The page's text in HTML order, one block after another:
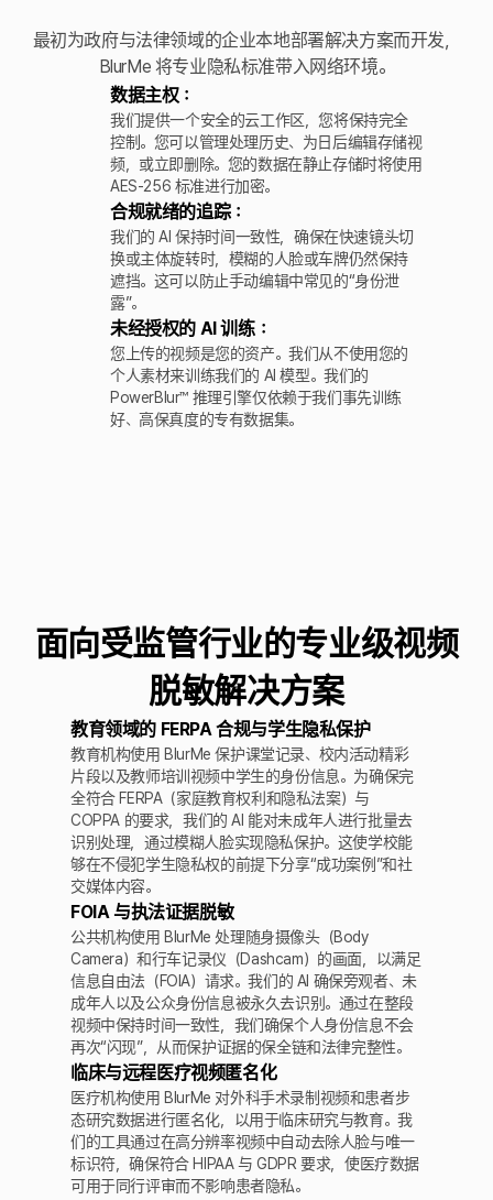
最初为政府与法律领域的企业本地部署解决方案而开发，
BlurMe 将专业隐私标准带入网络环境。
数据主权：
我们提供一个安全的云工作区，您将保持完全
控制。您可以管理处理历史、为日后编辑存储视
频，或立即删除。您的数据在静止存储时将使用
AES-256 标准进行加密。
合规就绪的追踪：
我们的 AI 保持时间一致性，确保在快速镜头切
换或主体旋转时，模糊的人脸或车牌仍然保持
遮挡。这可以防止手动编辑中常见的“身份泄
露”。
未经授权的 AI 训练：
您上传的视频是您的资产。我们从不使用您的
个人素材来训练我们的 AI 模型。我们的
PowerBlur™ 推理引擎仅依赖于我们事先训练
好、高保真度的专有数据集。
面向受监管行业的专业级视频
脱敏解决方案
教育领域的 FERPA 合规与学生隐私保护
教育机构使用 BlurMe 保护课堂记录、校内活动精彩
片段以及教师培训视频中学生的身份信息。为确保完
全符合 FERPA（家庭教育权利和隐私法案）与
COPPA 的要求，我们的 AI 能对未成年人进行批量去
识别处理，通过模糊人脸实现隐私保护。这使学校能
够在不侵犯学生隐私权的前提下分享“成功案例”和社
交媒体内容。
FOIA 与执法证据脱敏
公共机构使用 BlurMe 处理随身摄像头（Body
Camera）和行车记录仪（Dashcam）的画面，以满足
信息自由法（FOIA）请求。我们的 AI 确保旁观者、未
成年人以及公众身份信息被永久去识别。通过在整段
视频中保持时间一致性，我们确保个人身份信息不会
再次“闪现”，从而保护证据的保全链和法律完整性。
临床与远程医疗视频匿名化
医疗机构使用 BlurMe 对外科手术录制视频和患者步
态研究数据进行匿名化，以用于临床研究与教育。我
们的工具通过在高分辨率视频中自动去除人脸与唯一
标识符，确保符合 HIPAA 与 GDPR 要求，使医疗数据
可用于同行评审而不影响患者隐私。